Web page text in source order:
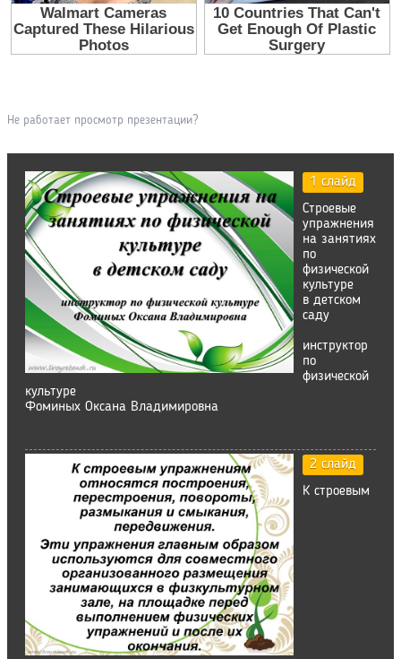
Не работает просмотр презентации?
1 слайд
Строевые
упражнения
на занятиях
по
физической
культуре
в детском
саду
инструктор
по
физической
культуре
Фоминых Оксана Владимировна
2 слайд
К строевым